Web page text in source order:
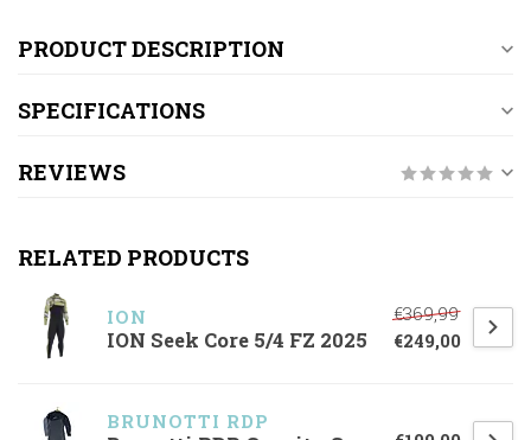
PRODUCT DESCRIPTION
SPECIFICATIONS
REVIEWS
RELATED PRODUCTS
ION
ION Seek Core 5/4 FZ 2025
€369,99
€249,00
BRUNOTTI RDP